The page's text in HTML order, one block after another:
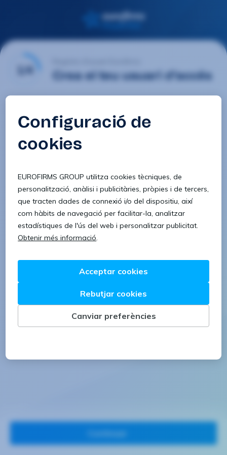
1/4 Crea el teu usuari d'accés
Contrasenya
Confirmar contrasenya
8 caràcters 1 lletra minúscula
1 lletra majúscula 1 número